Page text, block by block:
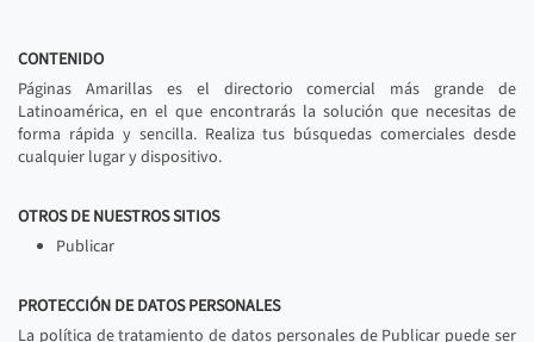
CONTENIDO
Páginas Amarillas es el directorio comercial más grande de
Latinoamérica, en el que encontrarás la solución que necesitas de
forma rápida y sencilla. Realiza tus búsquedas comerciales desde
cualquier lugar y dispositivo.
OTROS DE NUESTROS SITIOS
Publicar
PROTECCIÓN DE DATOS PERSONALES
La política de tratamiento de datos personales de Publicar puede ser